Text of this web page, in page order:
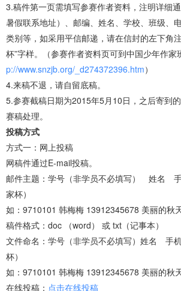
3.稿件第一页需填写参赛作者资料，注明详细
暑假联系地址）、邮编、姓名、学校、班级、
类别等，如采用平信邮递，请在信封的左下角
杯”字样。（参赛作者资料页可到中国少年作家
p://www.snzjb.org/_d274372396.htm）
4.来稿不退，请自留底稿。
5.参赛截稿日期为2015年5月10日，之后寄到
赛稿处理。
投稿方式
方式一：网上投稿
网稿件通过E-mail投稿。
邮件主题：学号（非学员不必填写） 姓名
家杯）
如：9710101 韩梅梅 13912345678 美丽的秋
稿件格式：doc （word） 或 txt（记事本）
文件命名：学号（非学员不必填写）姓名 手
杯）
如：9710101 韩梅梅 13912345678 美丽的秋
在线投稿： 点击在线投稿